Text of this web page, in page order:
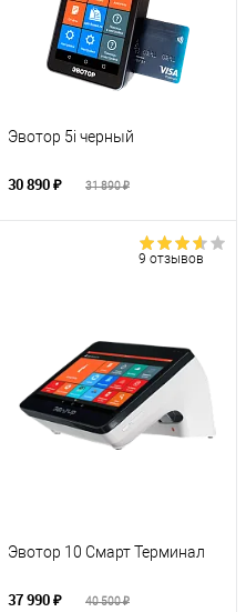
Эвотор 5i черный
30 890 ₽ 31 890 ₽
9 отзывов
Эвотор 10 Смарт Терминал
37 990 ₽ 40 500 ₽